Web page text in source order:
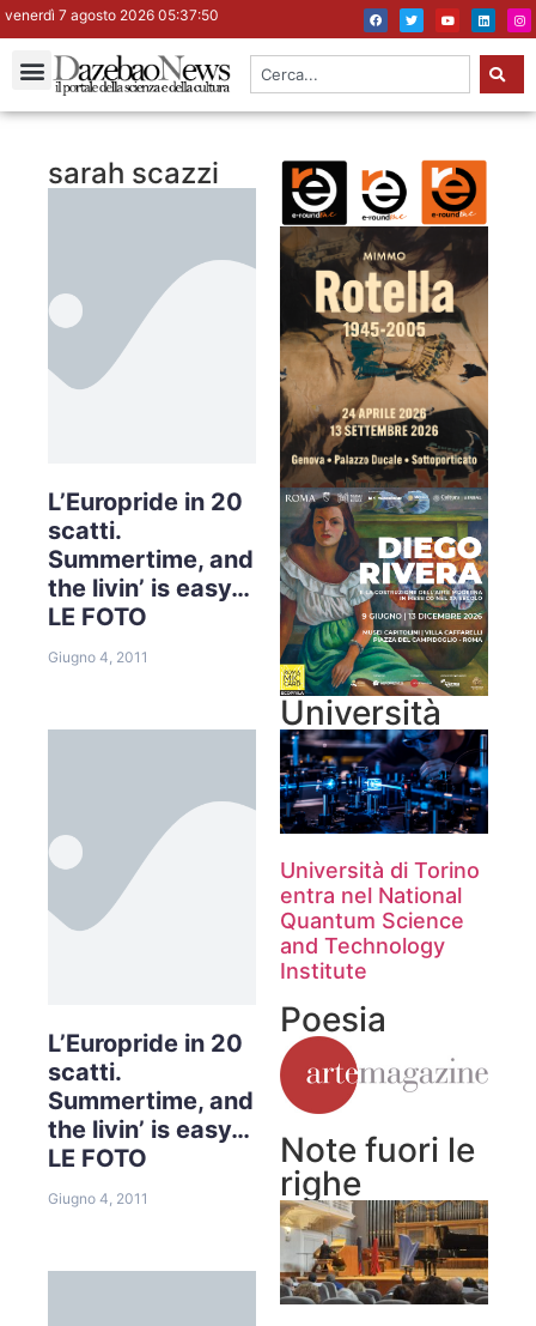
venerdì 7 agosto 2026 05:37:51
sarah scazzi
L’Europride in 20
scatti.
Summertime, and
the livin’ is easy…
LE FOTO
Giugno 4, 2011
L’Europride in 20
scatti.
Summertime, and
the livin’ is easy…
LE FOTO
Giugno 4, 2011
Università
Università di Torino
entra nel National
Quantum Science
and Technology
Institute
Poesia
Note fuori le
righe